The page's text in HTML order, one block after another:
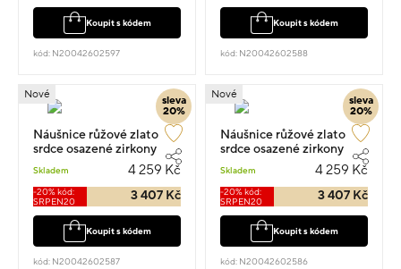
Koupit s kódem
kód: N20042602597
Koupit s kódem
kód: N20042602588
sleva
20%
Nové
Náušnice růžové zlato
srdce osazené zirkony
visací 1.2cm 0.85g
Skladem 4 259 Kč
-20% kód:
SRPEN20
3 407 Kč
Koupit s kódem
kód: N20042602587
sleva
20%
Nové
Náušnice růžové zlato
srdce osazené zirkony
visací 1.2cm 0.85g
Skladem 4 259 Kč
-20% kód:
SRPEN20
3 407 Kč
Koupit s kódem
kód: N20042602586